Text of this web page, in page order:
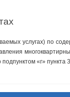
услугах) по
«г»